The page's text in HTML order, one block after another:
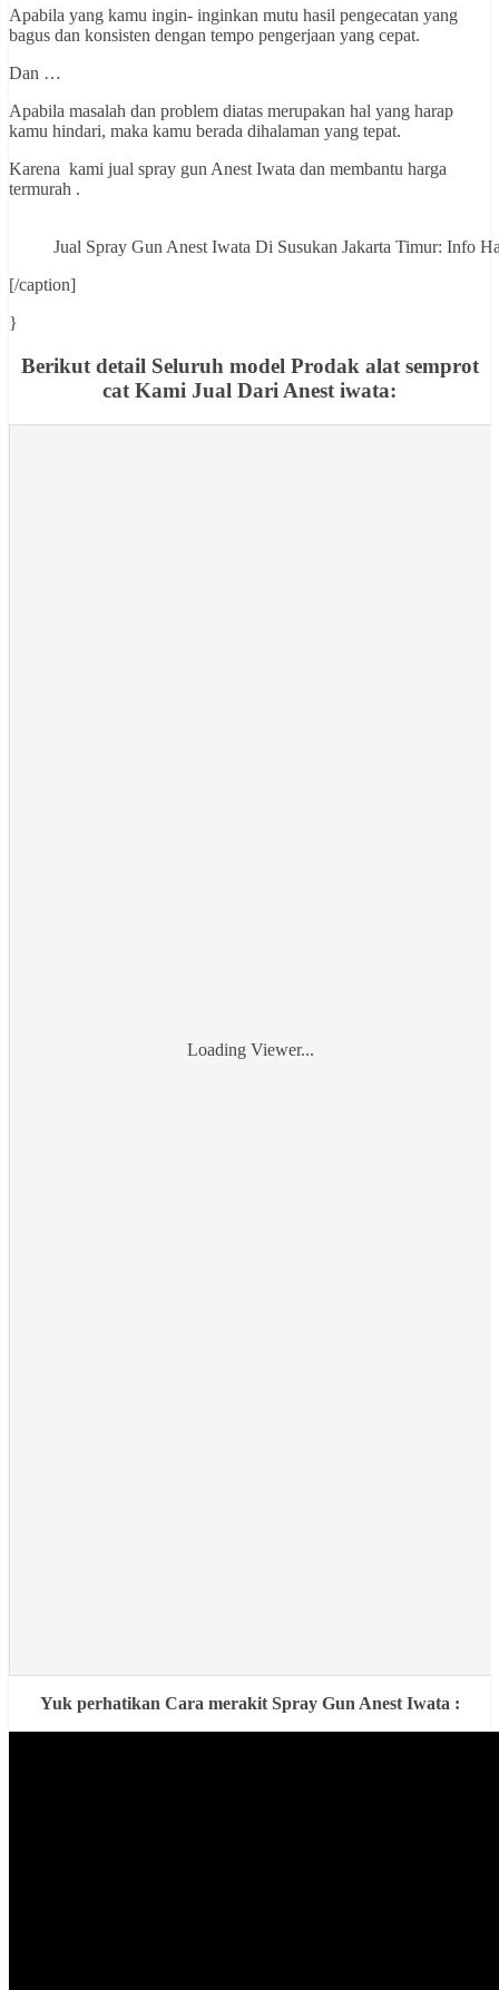
Apabila yang kamu ingin- inginkan mutu hasil pengecatan yang
bagus dan konsisten dengan tempo pengerjaan yang cepat.
Dan …
Apabila masalah dan problem diatas merupakan hal yang harap
kamu hindari, maka kamu berada dihalaman yang tepat.
Karena kami jual spray gun Anest Iwata dan membantu harga
termurah .
Jual Spray Gun Anest Iwata Di Susukan Jakarta Timur: Info
[/caption]
}
Berikut detail Seluruh model Prodak alat semprot
cat Kami Jual Dari Anest iwata:
Loading Viewer...
Yuk perhatikan Cara merakit Spray Gun Anest Iwata :